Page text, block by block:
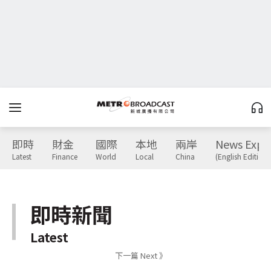
即時
Latest
財金
Finance
國際
World
本地
Local
兩岸
China
News
(English Edition)
即時新聞
Latest
下一篇 Next 》